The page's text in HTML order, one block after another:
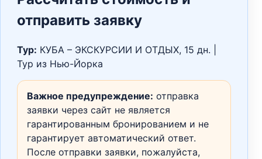
отправить заявку
Тур: КУБА – ЭКСКУРСИИ И ОТДЫХ, 15 дн. |
Тур из Нью-Йорка
Важное предупреждение: отправка
заявки через сайт не является
гарантированным бронированием и не
гарантирует автоматический ответ.
После отправки заявки, пожалуйста,